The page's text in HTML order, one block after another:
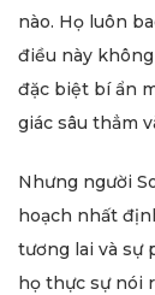
nào. Họ luôn
điều này
đặc biệt bí ẩn
giác sâu thẳm
Nhưng người
hoạch nhất
tương lai và sự
họ thực sự nói